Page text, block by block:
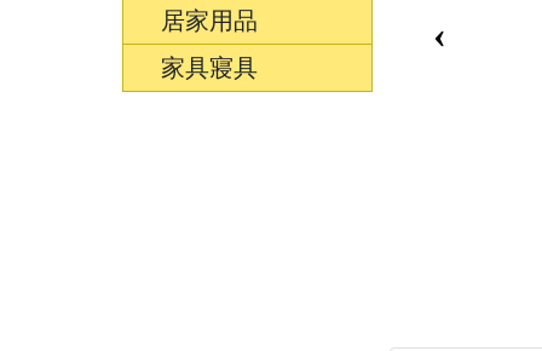
居家用品
家具寢具
‹